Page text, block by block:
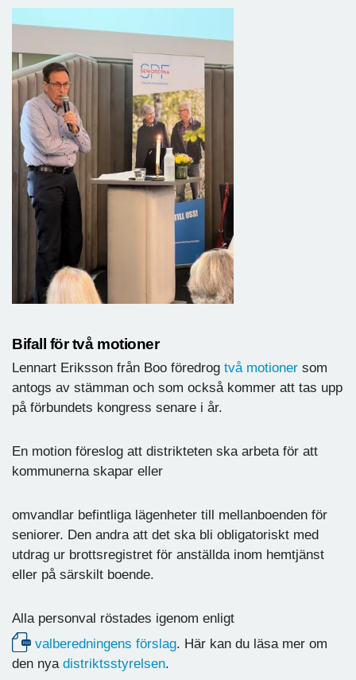
Bifall för två motioner
Lennart Eriksson från Boo föredrog två motioner som
antogs av stämman och som också kommer att tas upp
på förbundets kongress senare i år.
En motion föreslog att distrikteten ska arbeta för att
kommunerna skapar eller
omvandlar befintliga lägenheter till mellanboenden för
seniorer. Den andra att det ska bli obligatoriskt med
utdrag ur brottsregistret för anställda inom hemtjänst
eller på särskilt boende.
Alla personval röstades igenom enligt
valberedningens förslag. Här kan du läsa mer om
den nya distriktsstyrelsen.